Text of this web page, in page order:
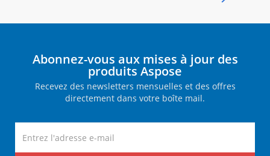
Abonnez-vous aux mises à jour des
produits Aspose
Recevez des newsletters mensuelles et des offres
directement dans votre boîte mail.